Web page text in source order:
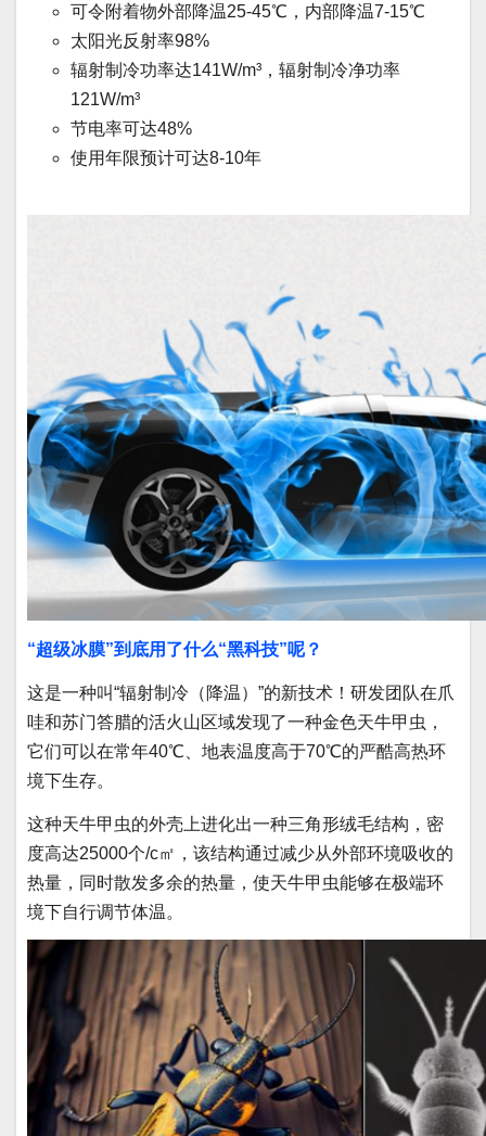
可令附着物外部降温25-45℃，内部降温7-15℃
太阳光反射率98%
辐射制冷功率达141W/m³，辐射制冷净功率
121W/m³
节电率可达48%
使用年限预计可达8-10年
“超级冰膜”到底用了什么“黑科技”呢？
这是一种叫“辐射制冷（降温）”的新技术！研发团队在爪
哇和苏门答腊的活火山区域发现了一种金色天牛甲虫，
它们可以在常年40℃、地表温度高于70℃的严酷高热环
境下生存。
这种天牛甲虫的外壳上进化出一种三角形绒毛结构，密
度高达25000个/c㎡，该结构通过减少从外部环境吸收的
热量，同时散发多余的热量，使天牛甲虫能够在极端环
境下自行调节体温。